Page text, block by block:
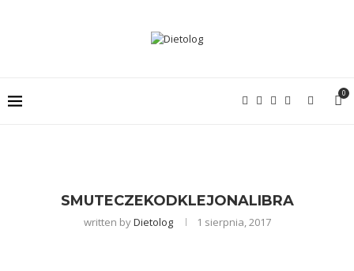
0
SMUTECZEKODKLEJONALIBRA
written byDietolog 1 sierpnia, 2017